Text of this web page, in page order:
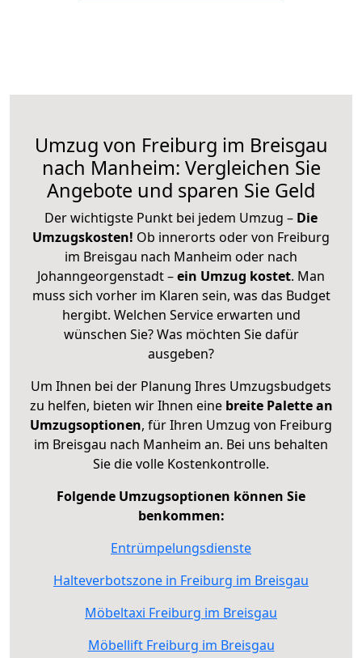
Umzug von Freiburg im Breisgau
nach Manheim: Vergleichen Sie
Angebote und sparen Sie Geld
Der wichtigste Punkt bei jedem Umzug – Die
Umzugskosten! Ob innerorts oder von Freiburg
im Breisgau nach Manheim oder nach
Johanngeorgenstadt –ein Umzug kostet. Man
muss sich vorher im Klaren sein, was das Budget
hergibt. Welchen Service erwarten und
wünschen Sie? Was möchten Sie dafür
ausgeben?
Um Ihnen bei der Planung Ihres Umzugsbudgets
zu helfen, bieten wir Ihnen eine breite Palette an
Umzugsoptionen, für Ihren Umzug von Freiburg
im Breisgau nach Manheim an. Bei uns behalten
Sie die volle Kostenkontrolle.
Folgende Umzugsoptionen können Sie
benkommen:
Entrümpelungsdienste
Halteverbotszone in Freiburg im Breisgau
Möbeltaxi Freiburg im Breisgau
Möbellift Freiburg im Breisgau